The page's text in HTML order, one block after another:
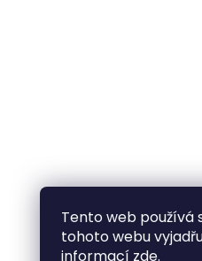
Tento web používá
tohoto webu
informací zde.